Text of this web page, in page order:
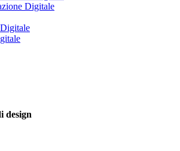
Digitale
design